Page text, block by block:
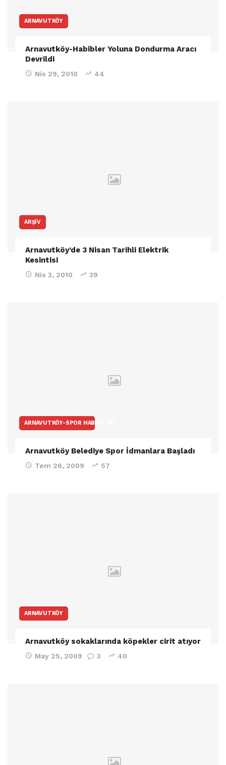
ARNAVUTKÖY
Arnavutköy-Habibler Yoluna Dondurma Aracı
Devrildi
Nis 29, 2010 44
ARŞIV
Arnavutköy’de 3 Nisan Tarihli Elektrik
Kesintisi
Nis 3, 2010 39
ARNAVUTKÖY-SPOR HABERLERI
Arnavutköy Belediye Spor İdmanlara Başladı
Tem 26, 2009 57
ARNAVUTKÖY
Arnavutköy sokaklarında köpekler cirit atıyor
May 25, 2009 3 40